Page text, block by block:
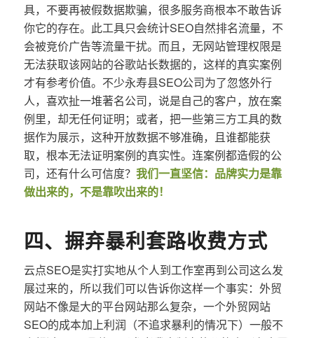
具，不要再被假数据欺骗，很多服务商根本不敢告诉
你它的存在。此工具只会统计SEO自然排名流量，不
会被竞价广告等流量干扰。而且，无网站管理权限是
无法获取该网站的谷歌站长数据的，这样的真实案例
才有参考价值。不少永寿县SEO公司为了忽悠外行
人，喜欢扯一堆著名公司，说是自己的客户，放在案
例里，却无任何证明；或者，把一些第三方工具的数
据作为展示，这种开放数据不够准确，且谁都能获
取，根本无法证明案例的真实性。连案例都造假的公
司，还有什么可信度？ 我们一直坚信：品牌实力是靠
做出来的，不是靠吹出来的！
四、摒弃暴利套路收费方式
云点SEO是实打实地从个人到工作室再到公司这么发
展过来的，所以我们可以告诉你这样一个事实：外贸
网站不像是大的平台网站那么复杂，一个外贸网站
SEO的成本加上利润（不追求暴利的情况下）一般不